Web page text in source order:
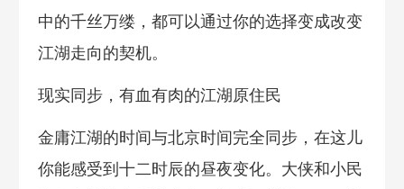
中的千丝万缕，都可以通过你的选择变成改变
江湖走向的契机。
现实同步，有血有肉的江湖原住民
金庸江湖的时间与北京时间完全同步，在这儿
你能感受到十二时辰的昼夜变化。大侠和小民